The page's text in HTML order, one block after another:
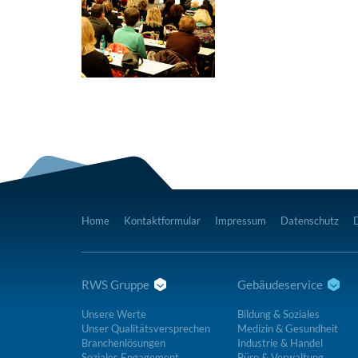
Home Kontaktformular Impressum Datenschutz
RWS Gruppe
Unsere Werte
Unser Qualitätsversprechen
Branchenlösungen
Gebäudeservice
Bildung & Soziales
Medizin & Gesundheit
Industrie & Handel